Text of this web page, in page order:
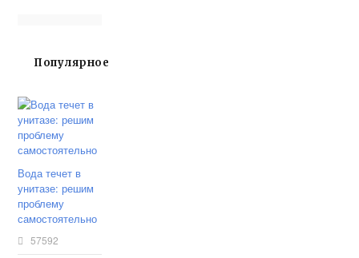
Популярное
Вода течет в
унитазе: решим
проблему
самостоятельно
57592